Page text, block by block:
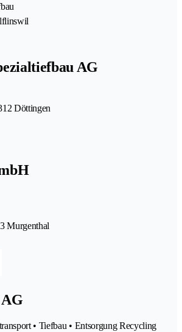
AG
Döttingen
Murgenthal
• Tiefbau • Entsorgung Recycling